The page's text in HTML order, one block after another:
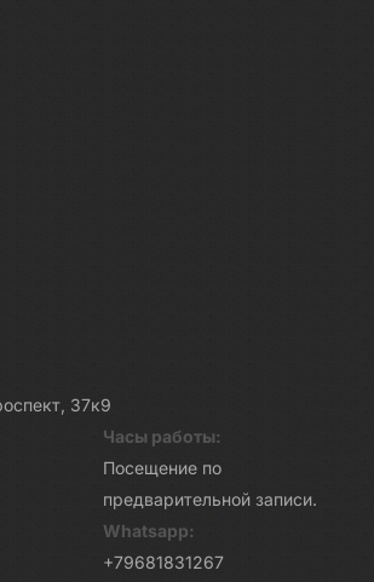
37к9
Часы работы:
Посещение по
предварительной записи.
Whatsapp:
+79681831267